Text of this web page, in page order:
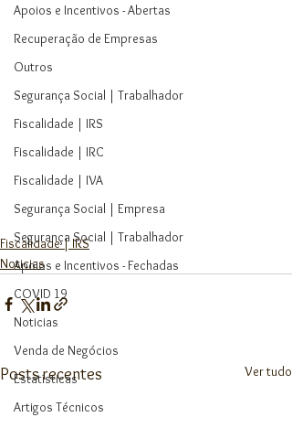
Apoios e Incentivos - Abertas
Recuperação de Empresas
Outros
Segurança Social | Trabalhador
Fiscalidade | IRS
Fiscalidade | IRC
Fiscalidade | IVA
Segurança Social | Empresa
Segurança Social | Trabalhador
Apoios e Incentivos - Fechadas
COVID 19
Noticias
Venda de Negócios
Estatísticas
Artigos Técnicos
Fiscalidade | IRS
Noticias
Posts recentes Ver tudo